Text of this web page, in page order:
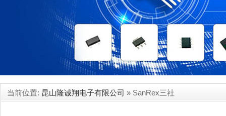
当前位置: 昆山隆诚翔电子有限公司 » SanRex三社